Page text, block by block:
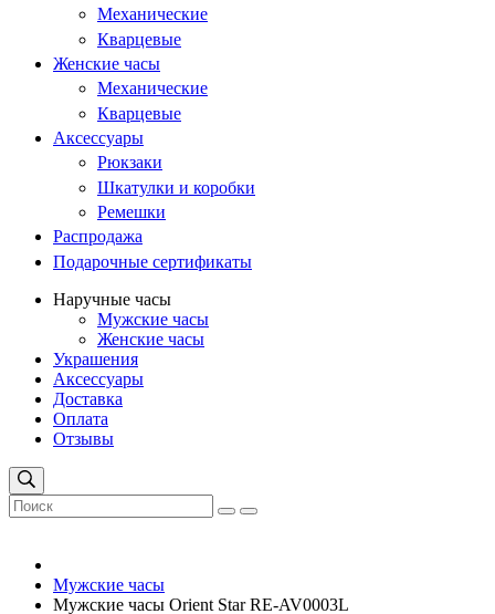
Механические
Кварцевые
Женские часы
Механические
Кварцевые
Аксессуары
Рюкзаки
Шкатулки и коробки
Ремешки
Распродажа
Подарочные сертификаты
Наручные часы
Мужские часы
Женские часы
Украшения
Аксессуары
Доставка
Оплата
Отзывы
Мужские часы
Мужские часы Orient Star RE-AV0003L